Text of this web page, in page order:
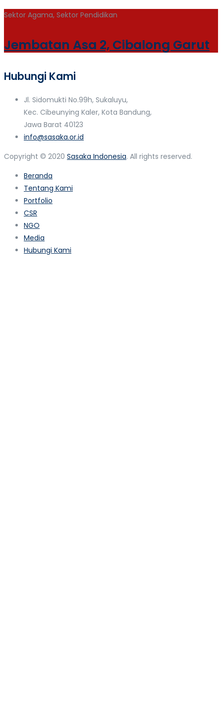
Sektor Agama, Sektor Pendidikan
Jembatan Asa 2, Cibalong Garut
Hubungi Kami
Jl. Sidomukti No.99h, Sukaluyu,
Kec. Cibeunying Kaler, Kota Bandung,
Jawa Barat 40123
info@sasaka.or.id
Copyright © 2020 Sasaka Indonesia. All rights reserved.
Beranda
Tentang Kami
Portfolio
CSR
NGO
Media
Hubungi Kami